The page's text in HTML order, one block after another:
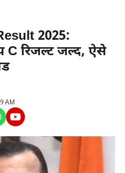
2025:
C रिजल्ट जल्द, ऐसे
AM